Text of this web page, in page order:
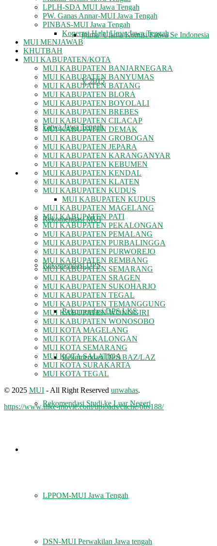
Ijtima’ Ulama Komisi Fatwa Se Indonesia
V 2015
Fatwa Jawa Tengah
REKOMENDASI
Rekomendasi MUI
Rekomendasi DPS
Rekomendasi DPS LKS
Rekomendasi DPS BAZ/LAZ
Rekomendasi Studi ke Luar Negeri
LPPOM-MUI Jawa Tengah
DSN-MUI Perwakilan Jawa tengah
LPLH-SDA MUI Jawa Tengah
PW. Ganas Annar-MUI Jawa Tengah
PINBAS-MUI Jawa Tengah
Koperasi Halal Umat Jawa Tengah
MUI MENJAWAB
KHUTBAH
MUI KABUPATEN/KOTA
MUI KABUPATEN BANJARNEGARA
MUI KABUPATEN BANYUMAS
MUI KABUPATEN BATANG
MUI KABUPATEN BLORA
MUI KABUPATEN BOYOLALI
MUI KABUPATEN BREBES
MUI KABUPATEN CILACAP
MUI KABUPATEN DEMAK
MUI KABUPATEN GROBOGAN
MUI KABUPATEN JEPARA
MUI KABUPATEN KARANGANYAR
MUI KABUPATEN KEBUMEN
MUI KABUPATEN KENDAL
MUI KABUPATEN KLATEN
MUI KABUPATEN KUDUS
MUI KABUPATEN KUDUS
MUI KABUPATEN MAGELANG
MUI KABUPATEN PATI
MUI KABUPATEN PEKALONGAN
MUI KABUPATEN PEMALANG
MUI KABUPATEN PURBALINGGA
MUI KABUPATEN PURWOREJO
MUI KABUPATEN REMBANG
MUI KABUPATEN SEMARANG
MUI KABUPATEN SRAGEN
MUI KABUPATEN SUKOHARJO
MUI KABUPATEN TEGAL
MUI KABUPATEN TEMANGGUNG
MUI KABUPATEN WONOGIRI
MUI KABUPATEN WONOSOBO
MUI KOTA MAGELANG
MUI KOTA PEKALONGAN
MUI KOTA SEMARANG
MUI KOTA SALATIGA
MUI KOTA SURAKARTA
MUI KOTA TEGAL
© 2025 MUI - All Right Reserved unwahas.
https://www.ilike-movie.com/uploads/cache/obs188/